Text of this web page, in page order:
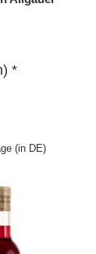
*
(in DE)